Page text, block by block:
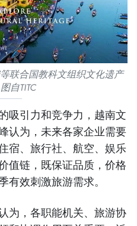
联合国教科文组织文化遗产
自TITC
吸引力和竞争力，越南文
认为，未来各家企业需要
宿、旅行社、航空、娱乐
值链，既保证品质，价格
有效刺激旅游需求。
为，各职能机关、旅游协